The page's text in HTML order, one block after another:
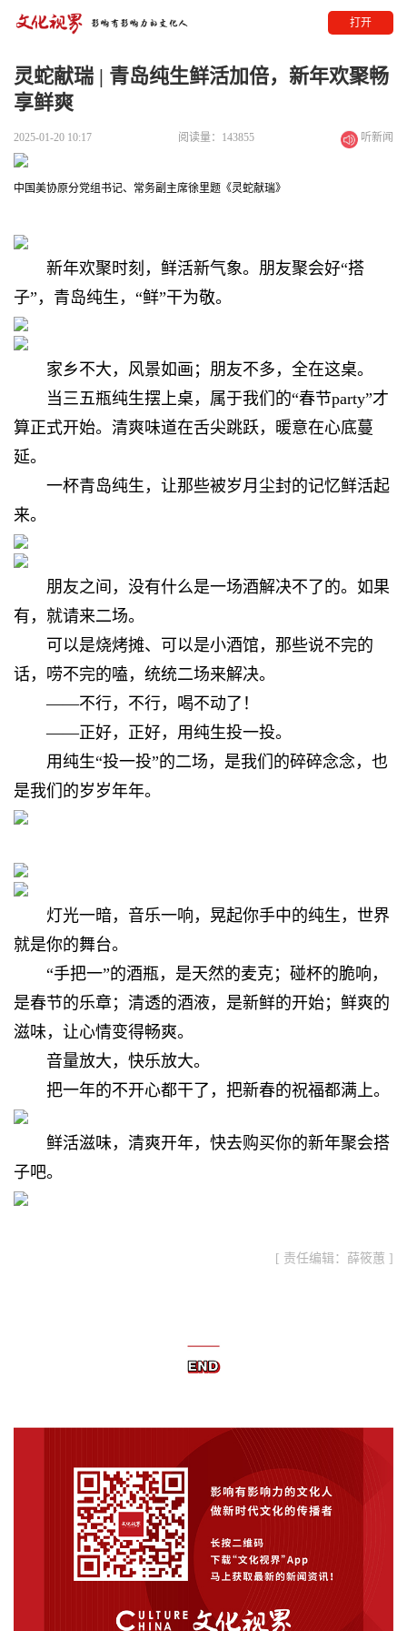
打开
灵蛇献瑞 | 青岛纯生鲜活加倍，新年欢聚畅
享鲜爽
2025-01-20 10:17 阅读量：143855 听新闻
中国美协原分党组书记、常务副主席徐里题《灵蛇献瑞》
新年欢聚时刻，鲜活新气象。 朋友聚会好“搭
子”， 青岛纯生，“鲜”干为敬。
家乡不大，风景如画；朋友不多，全在这桌。
当三五瓶纯生摆上桌，属于我们的“春节party”才
算正式开始。清爽味道在舌尖跳跃，暖意在心底蔓
延。
一杯青岛纯生，让那些被岁月尘封的记忆鲜活起
来。
朋友之间，没有什么是一场酒解决不了的。如果
有，就请来二场。
可以是烧烤摊、可以是小酒馆，那些说不完的
话，唠不完的嗑，统统二场来解决。
——不行，不行，喝不动了！
——正好，正好，用纯生投一投。
用纯生“投一投”的二场，是我们的碎碎念念，也
是我们的岁岁年年。
灯光一暗，音乐一响，晃起你手中的纯生，世界
就是你的舞台。
“手把一”的酒瓶，是天然的麦克；碰杯的脆响，
是春节的乐章；清透的酒液，是新鲜的开始；鲜爽的
滋味，让心情变得畅爽。
音量放大，快乐放大。
把一年的不开心都干了，把新春的祝福都满上。
鲜活滋味，清爽开年，快去购买你的新年聚会搭
子吧。
[ 责任编辑：薛筱蕙 ]